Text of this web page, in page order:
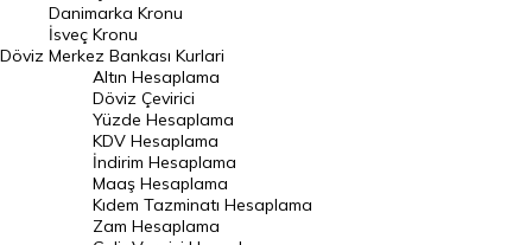
Kanada Doları Kuru
Norveç Kronu Kuru
İsveç Kronu Kuru
Japon Yeni Kuru
Serbest Piyasa Döviz Kurları
Merkez Bankası Döviz Kurları
Döviz
Danimarka Kronu
İsveç Kronu
Merkez Bankası Kurlari
Altın Hesaplama
Döviz Çevirici
Yüzde Hesaplama
KDV Hesaplama
İndirim Hesaplama
Maaş Hesaplama
Kıdem Tazminatı Hesaplama
Zam Hesaplama